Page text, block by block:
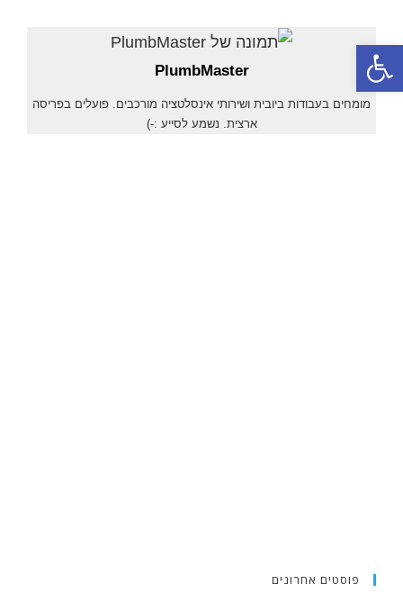
PlumbMaster
מומחים בעבודות ביובית ושירותי אינסלטציה מורכבים. פועלים בפריסה
ארצית. נשמע לסייע :-)
פוסטים אחרונים
פתח סרגל נגישות